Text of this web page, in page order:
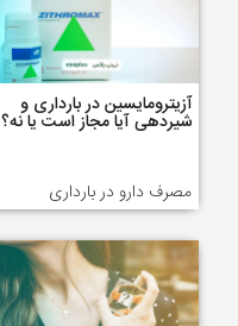
آزیترومایسین در بارداری و
شیردهی آیا مجاز است یا نه؟
مصرف دارو در بارداری